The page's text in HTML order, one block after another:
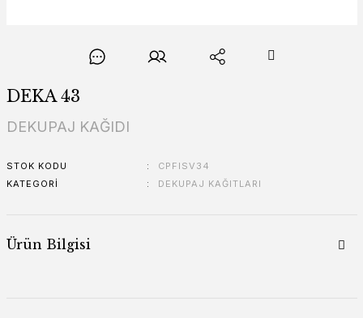
DEKA 43
DEKUPAJ KAĞIDI
STOK KODU
CPFISV34
KATEGORI
DEKUPAJ KAĞITLARI
Ürün Bilgisi